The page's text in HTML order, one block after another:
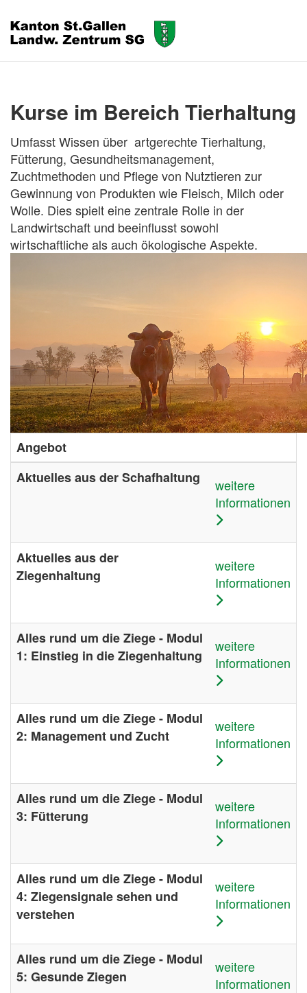
Kurse im Bereich Tierhaltung
Umfasst Wissen über artgerechte Tierhaltung,
Fütterung, Gesundheitsmanagement,
Zuchtmethoden und Pflege von Nutztieren zur
Gewinnung von Produkten wie Fleisch, Milch oder
Wolle. Dies spielt eine zentrale Rolle in der
Landwirtschaft und beeinflusst sowohl
wirtschaftliche als auch ökologische Aspekte.
Angebot
Aktuelles aus der Schafhaltung
weitere
Informationen
Aktuelles aus der
Ziegenhaltung
weitere
Informationen
Alles rund um die Ziege - Modul
1: Einstieg in die Ziegenhaltung
weitere
Informationen
Alles rund um die Ziege - Modul
2: Management und Zucht
weitere
Informationen
Alles rund um die Ziege - Modul
3: Fütterung
weitere
Informationen
Alles rund um die Ziege - Modul
4: Ziegensignale sehen und
verstehen
weitere
Informationen
Alles rund um die Ziege - Modul
5: Gesunde Ziegen
weitere
Informationen